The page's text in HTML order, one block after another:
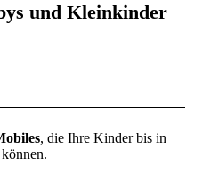
und Kleinkinder
, die Ihre Kinder bis in